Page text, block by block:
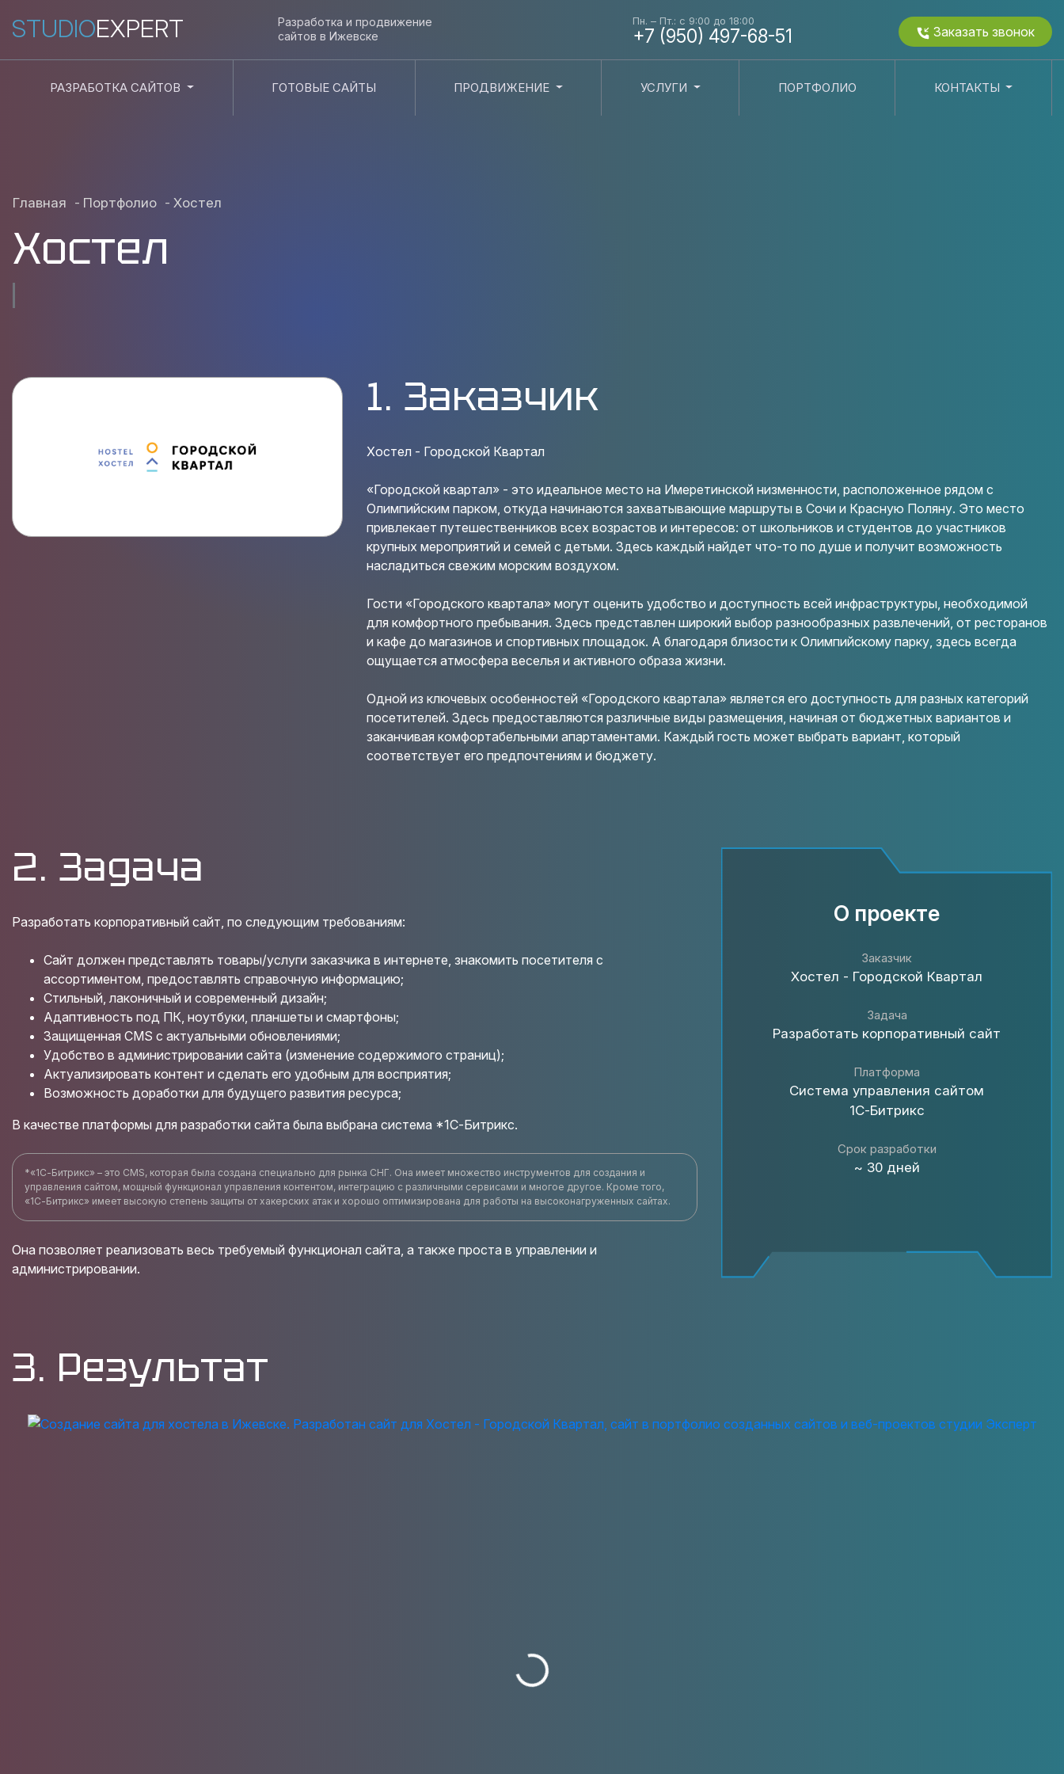
STUDIOEXPERT
Разработка и продвижение
сайтов в Ижевске
Пн. – Пт.: с 9:00 до 18:00
+7 (950) 497-68-51 Заказать звонок
РАЗРАБОТКА САЙТОВ ГОТОВЫЕ САЙТЫ ПРОДВИЖЕНИЕ УСЛУГИ ПОРТФОЛИО КОНТАКТЫ
Главная - Портфолио - Хостел
Хостел
1. Заказчик
Хостел - Городской Квартал
«Городской квартал» - это идеальное место на Имеретинской низменности, расположенное рядом с
Олимпийским парком, откуда начинаются захватывающие маршруты в Сочи и Красную Поляну. Это место
привлекает путешественников всех возрастов и интересов: от школьников и студентов до участников
крупных мероприятий и семей с детьми. Здесь каждый найдет что-то по душе и получит возможность
насладиться свежим морским воздухом.
Гости «Городского квартала» могут оценить удобство и доступность всей инфраструктуры, необходимой
для комфортного пребывания. Здесь представлен широкий выбор разнообразных развлечений, от ресторанов
и кафе до магазинов и спортивных площадок. А благодаря близости к Олимпийскому парку, здесь всегда
ощущается атмосфера веселья и активного образа жизни.
Одной из ключевых особенностей «Городского квартала» является его доступность для разных категорий
посетителей. Здесь предоставляются различные виды размещения, начиная от бюджетных вариантов и
заканчивая комфортабельными апартаментами. Каждый гость может выбрать вариант, который
соответствует его предпочтениям и бюджету.
2. Задача
Разработать корпоративный сайт, по следующим требованиям:
Сайт должен представлять товары/услуги заказчика в интернете, знакомить посетителя с
ассортиментом, предоставлять справочную информацию;
Стильный, лаконичный и современный дизайн;
Адаптивность под ПК, ноутбуки, планшеты и смартфоны;
Защищенная CMS с актуальными обновлениями;
Удобство в администрировании сайта (изменение содержимого страниц);
Актуализировать контент и сделать его удобным для восприятия;
Возможность доработки для будущего развития ресурса;
В качестве платформы для разработки сайта была выбрана система *1С-Битрикс.
*«1С-Битрикс» – это CMS, которая была создана специально для рынка СНГ. Она имеет множество инструментов для создания и
управления сайтом, мощный функционал управления контентом, интеграцию с различными сервисами и многое другое. Кроме того,
«1С-Битрикс» имеет высокую степень защиты от хакерских атак и хорошо оптимизирована для работы на высоконагруженных сайтах.
Она позволяет реализовать весь требуемый функционал сайта, а также проста в управлении и
администрировании.
О проекте
Заказчик
Хостел - Городской Квартал
Задача
Разработать корпоративный сайт
Платформа
Система управления сайтом
1С-Битрикс
Срок разработки
~ 30 дней
3. Результат